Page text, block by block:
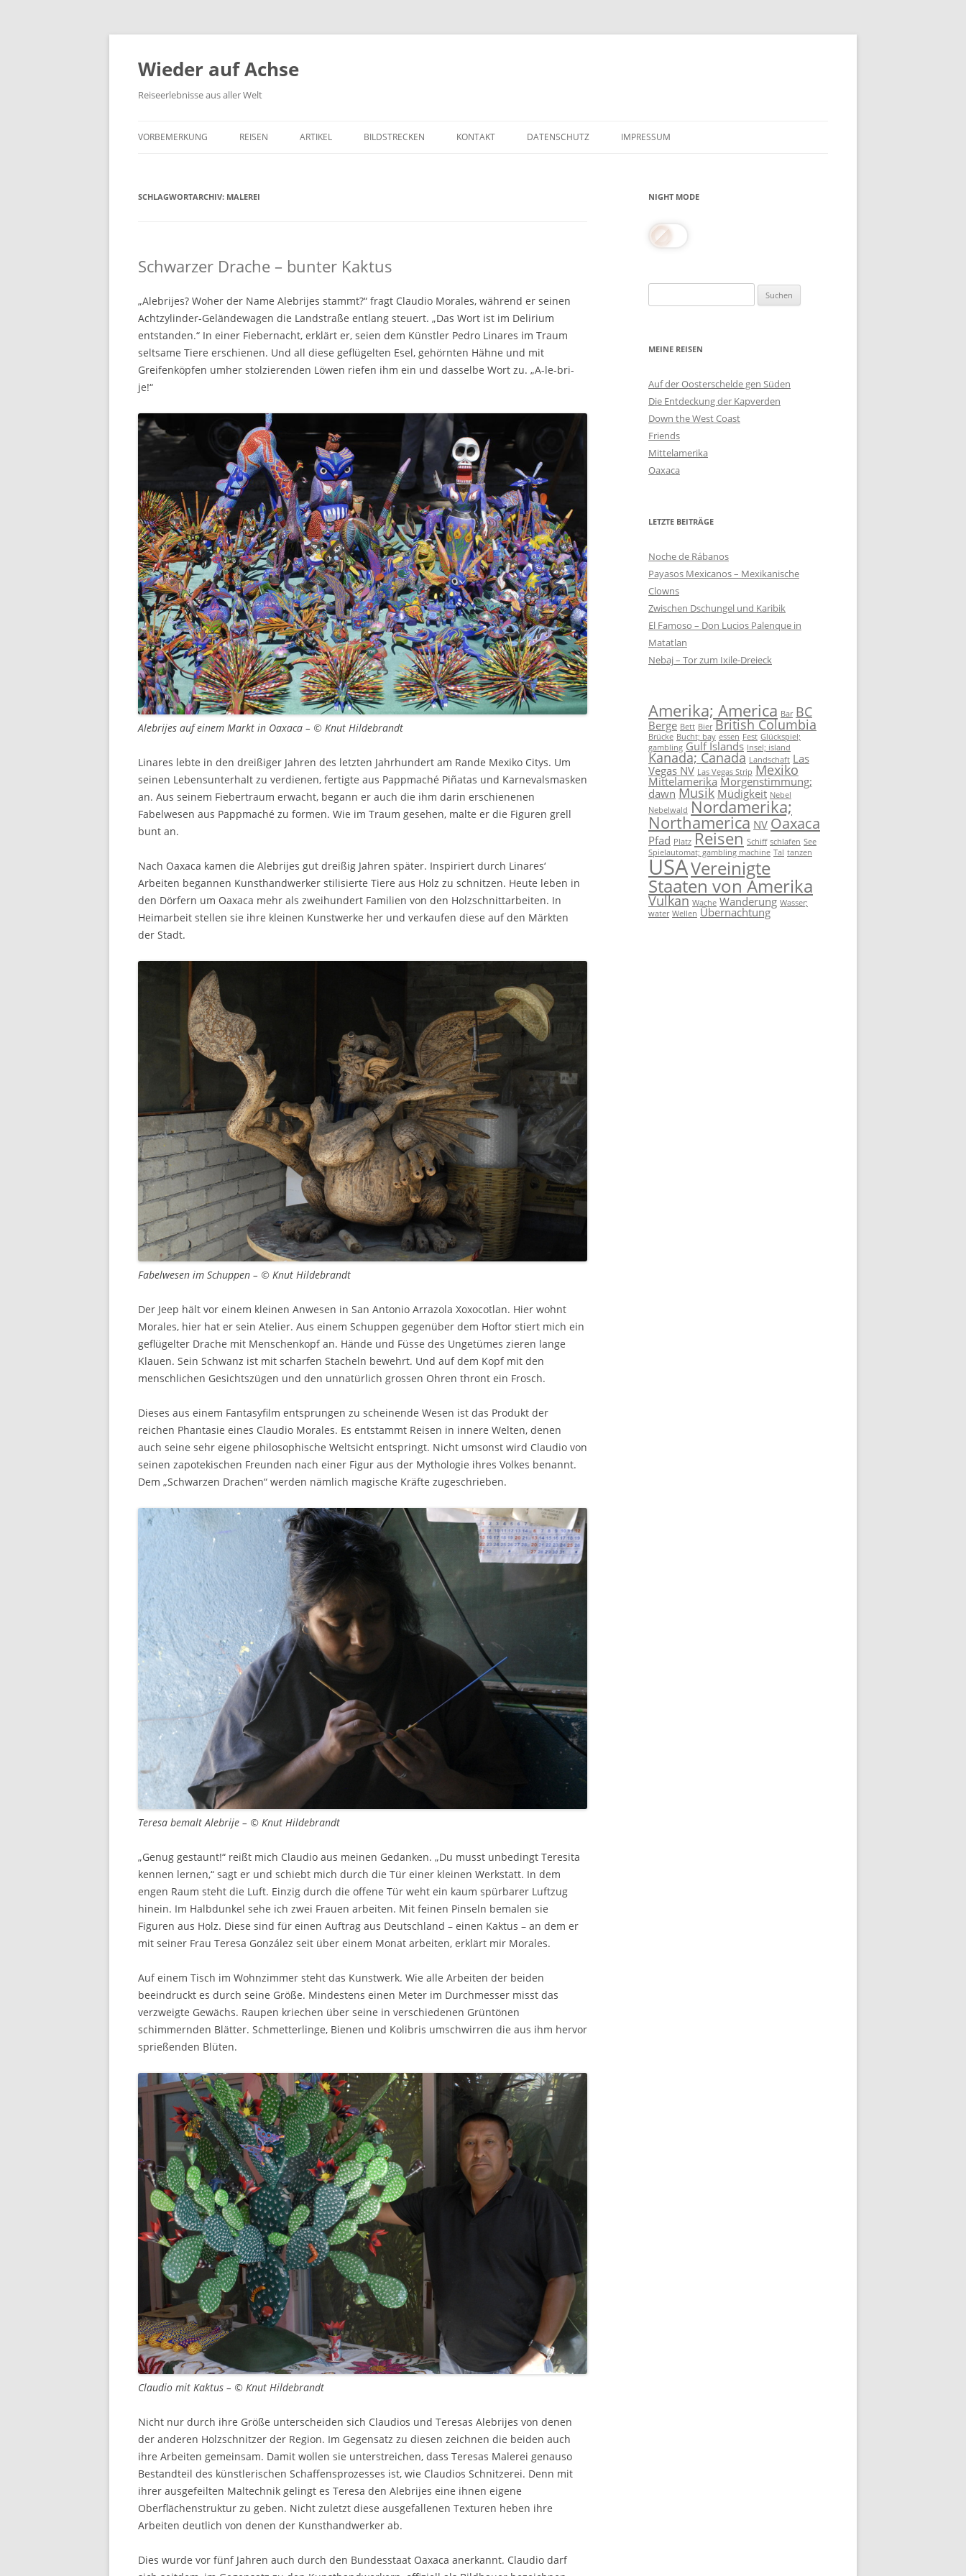
Wieder auf Achse
Reiseerlebnisse aus aller Welt
VORBEMERKUNG REISEN ARTIKEL BILDSTRECKEN KONTAKT DATENSCHUTZ IMPRESSUM
SCHLAGWORTARCHIV: MALEREI
Schwarzer Drache – bunter Kaktus
„Alebrijes? Woher der Name Alebrijes stammt?“ fragt Claudio Morales, während er seinen
Achtzylinder-Geländewagen die Landstraße entlang steuert. „Das Wort ist im Delirium
entstanden.“ In einer Fiebernacht, erklärt er, seien dem Künstler Pedro Linares im Traum
seltsame Tiere erschienen. Und all diese geflügelten Esel, gehörnten Hähne und mit
Greifenköpfen umher stolzierenden Löwen riefen ihm ein und dasselbe Wort zu. „A-le-bri-
je!“
Alebrijes auf einem Markt in Oaxaca – © Knut Hildebrandt
Linares lebte in den dreißiger Jahren des letzten Jahrhundert am Rande Mexiko Citys. Um
seinen Lebensunterhalt zu verdienen, fertigte aus Pappmaché Piñatas und Karnevalsmasken
an. Aus seinem Fiebertraum erwacht, begann er auch die ihm darin erschienenen
Fabelwesen aus Pappmaché zu formen. Wie im Traum gesehen, malte er die Figuren grell
bunt an.
Nach Oaxaca kamen die Alebrijes gut dreißig Jahren später. Inspiriert durch Linares‘
Arbeiten begannen Kunsthandwerker stilisierte Tiere aus Holz zu schnitzen. Heute leben in
den Dörfern um Oaxaca mehr als zweihundert Familien von den Holzschnittarbeiten. In
Heimarbeit stellen sie ihre kleinen Kunstwerke her und verkaufen diese auf den Märkten
der Stadt.
Fabelwesen im Schuppen – © Knut Hildebrandt
Der Jeep hält vor einem kleinen Anwesen in San Antonio Arrazola Xoxocotlan. Hier wohnt
Morales, hier hat er sein Atelier. Aus einem Schuppen gegenüber dem Hoftor stiert mich ein
geflügelter Drache mit Menschenkopf an. Hände und Füsse des Ungetümes zieren lange
Klauen. Sein Schwanz ist mit scharfen Stacheln bewehrt. Und auf dem Kopf mit den
menschlichen Gesichtszügen und den unnatürlich grossen Ohren thront ein Frosch.
Dieses aus einem Fantasyfilm entsprungen zu scheinende Wesen ist das Produkt der
reichen Phantasie eines Claudio Morales. Es entstammt Reisen in innere Welten, denen
auch seine sehr eigene philosophische Weltsicht entspringt. Nicht umsonst wird Claudio von
seinen zapotekischen Freunden nach einer Figur aus der Mythologie ihres Volkes benannt.
Dem „Schwarzen Drachen“ werden nämlich magische Kräfte zugeschrieben.
Teresa bemalt Alebrije – © Knut Hildebrandt
„Genug gestaunt!“ reißt mich Claudio aus meinen Gedanken. „Du musst unbedingt Teresita
kennen lernen,“ sagt er und schiebt mich durch die Tür einer kleinen Werkstatt. In dem
engen Raum steht die Luft. Einzig durch die offene Tür weht ein kaum spürbarer Luftzug
hinein. Im Halbdunkel sehe ich zwei Frauen arbeiten. Mit feinen Pinseln bemalen sie
Figuren aus Holz. Diese sind für einen Auftrag aus Deutschland – einen Kaktus – an dem er
mit seiner Frau Teresa González seit über einem Monat arbeiten, erklärt mir Morales.
Auf einem Tisch im Wohnzimmer steht das Kunstwerk. Wie alle Arbeiten der beiden
beeindruckt es durch seine Größe. Mindestens einen Meter im Durchmesser misst das
verzweigte Gewächs. Raupen kriechen über seine in verschiedenen Grüntönen
schimmernden Blätter. Schmetterlinge, Bienen und Kolibris umschwirren die aus ihm hervor
sprießenden Blüten.
Claudio mit Kaktus – © Knut Hildebrandt
Nicht nur durch ihre Größe unterscheiden sich Claudios und Teresas Alebrijes von denen
der anderen Holzschnitzer der Region. Im Gegensatz zu diesen zeichnen die beiden auch
ihre Arbeiten gemeinsam. Damit wollen sie unterstreichen, dass Teresas Malerei genauso
Bestandteil des künstlerischen Schaffensprozesses ist, wie Claudios Schnitzerei. Denn mit
ihrer ausgefeilten Maltechnik gelingt es Teresa den Alebrijes eine ihnen eigene
Oberflächenstruktur zu geben. Nicht zuletzt diese ausgefallenen Texturen heben ihre
Arbeiten deutlich von denen der Kunsthandwerker ab.
Dies wurde vor fünf Jahren auch durch den Bundesstaat Oaxaca anerkannt. Claudio darf
NIGHT MODE
nach:
MEINE REISEN
Auf der Oosterschelde gen Süden
Die Entdeckung der Kapverden
Down the West Coast
Friends
Mittelamerika
Oaxaca
LETZTE BEITRÄGE
Noche de Rábanos
Payasos Mexicanos – Mexikanische
Clowns
Zwischen Dschungel und Karibik
El Famoso – Don Lucios Palenque in
Matatlan
Nebaj – Tor zum Ixile-Dreieck
Amerika; America Bar BC
Berge Bett Bier British Columbia
Brücke Bucht; bay essen Fest Glückspiel;
gambling Gulf Islands Insel; island
Kanada; Canada Landschaft Las
Vegas NV Las Vegas Strip Mexiko
Mittelamerika Morgenstimmung;
dawn Musik Müdigkeit Nebel
Nebelwald Nordamerika;
Northamerica NV Oaxaca
Pfad Platz Reisen Schiff schlafen See
Spielautomat; gambling machine Tal tanzen
USAVereinigte
Staaten von Amerika
Vulkan Wache Wanderung Wasser;
water Wellen Übernachtung